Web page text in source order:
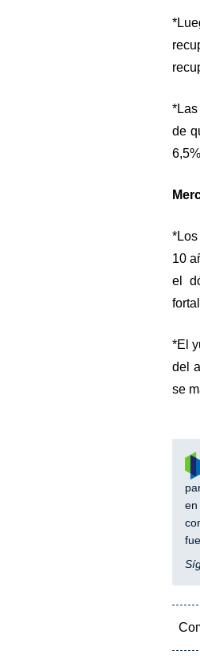
de
10
el
*El
del
se
en